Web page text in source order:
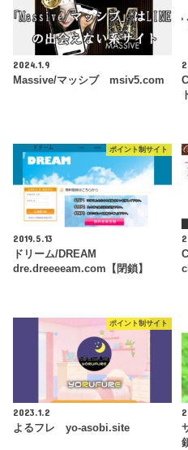
2024.1.9
Massive/マッシブ msiv5.com
ポイント制サイト
2019.5.13
ドリーム/DREAM
dre.dreeeeam.com【閉鎖】
ポイント制サイト
2023.1.2
よるフレ yo-asobi.site